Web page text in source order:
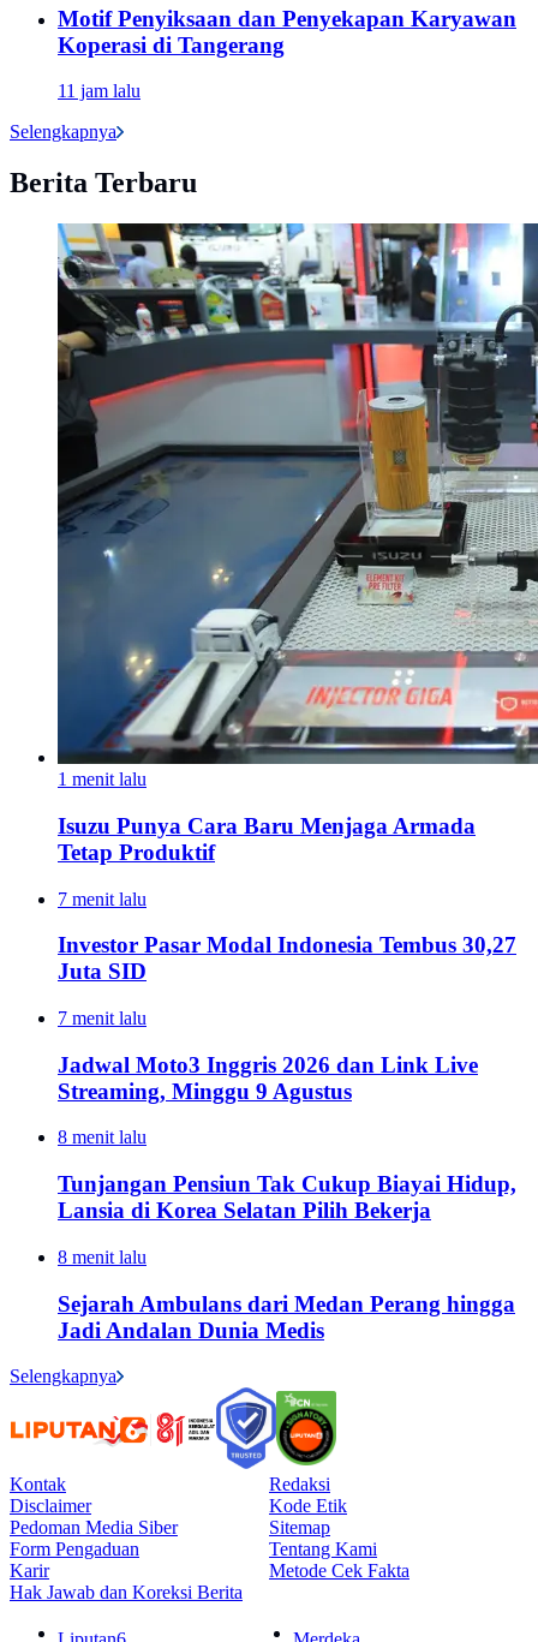
Motif Penyiksaan dan Penyekapan Karyawan
Koperasi di Tangerang
11 jam lalu
Selengkapnya
Berita Terbaru
1 menit lalu
Isuzu Punya Cara Baru Menjaga Armada
Tetap Produktif
7 menit lalu
Investor Pasar Modal Indonesia Tembus 30,27
Juta SID
7 menit lalu
Jadwal Moto3 Inggris 2026 dan Link Live
Streaming, Minggu 9 Agustus
8 menit lalu
Tunjangan Pensiun Tak Cukup Biayai Hidup,
Lansia di Korea Selatan Pilih Bekerja
8 menit lalu
Sejarah Ambulans dari Medan Perang hingga
Jadi Andalan Dunia Medis
Selengkapnya
Kontak
Redaksi
Disclaimer
Kode Etik
Pedoman Media Siber
Sitemap
Form Pengaduan
Tentang Kami
Karir
Metode Cek Fakta
Hak Jawab dan Koreksi Berita